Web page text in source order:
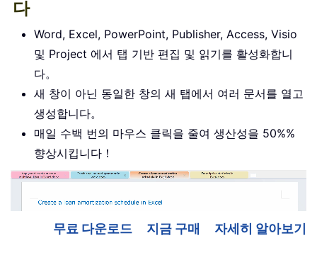
다
Word, Excel, PowerPoint, Publisher, Access, Visio
및 Project 에서 탭 기반 편집 및 읽기를 활성화합니
다。
새 창이 아닌 동일한 창의 새 탭에서 여러 문서를 열고
생성합니다。
매일 수백 번의 마우스 클릭을 줄여 생산성을 50%%
향상시킵니다！
무료 다운로드 지금 구매 자세히 알아보기